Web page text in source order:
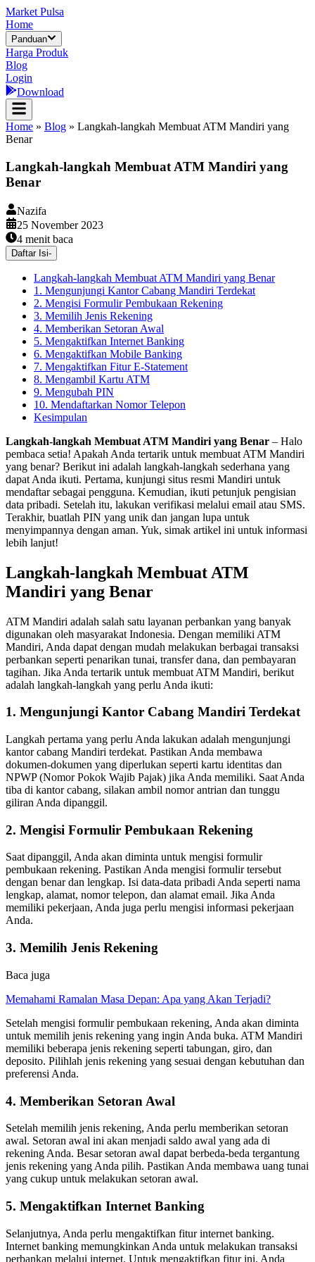
Market Pulsa
Home
Panduan
Harga Produk
Blog
Login
Download
Home » Blog » Langkah-langkah Membuat ATM Mandiri yang
Benar
Langkah-langkah Membuat ATM Mandiri yang
Benar
Nazifa
25 November 2023
4 menit baca
Daftar Isi-
Langkah-langkah Membuat ATM Mandiri yang Benar
1. Mengunjungi Kantor Cabang Mandiri Terdekat
2. Mengisi Formulir Pembukaan Rekening
3. Memilih Jenis Rekening
4. Memberikan Setoran Awal
5. Mengaktifkan Internet Banking
6. Mengaktifkan Mobile Banking
7. Mengaktifkan Fitur E-Statement
8. Mengambil Kartu ATM
9. Mengubah PIN
10. Mendaftarkan Nomor Telepon
Kesimpulan
Langkah-langkah Membuat ATM Mandiri yang Benar – Halo
pembaca setia! Apakah Anda tertarik untuk membuat ATM Mandiri
yang benar? Berikut ini adalah langkah-langkah sederhana yang
dapat Anda ikuti. Pertama, kunjungi situs resmi Mandiri untuk
mendaftar sebagai pengguna. Kemudian, ikuti petunjuk pengisian
data pribadi. Setelah itu, lakukan verifikasi melalui email atau SMS.
Terakhir, buatlah PIN yang unik dan jangan lupa untuk
menyimpannya dengan aman. Yuk, simak artikel ini untuk informasi
lebih lanjut!
Langkah-langkah Membuat ATM
Mandiri yang Benar
ATM Mandiri adalah salah satu layanan perbankan yang banyak
digunakan oleh masyarakat Indonesia. Dengan memiliki ATM
Mandiri, Anda dapat dengan mudah melakukan berbagai transaksi
perbankan seperti penarikan tunai, transfer dana, dan pembayaran
tagihan. Jika Anda tertarik untuk membuat ATM Mandiri, berikut
adalah langkah-langkah yang perlu Anda ikuti:
1. Mengunjungi Kantor Cabang Mandiri Terdekat
Langkah pertama yang perlu Anda lakukan adalah mengunjungi
kantor cabang Mandiri terdekat. Pastikan Anda membawa
dokumen-dokumen yang diperlukan seperti kartu identitas dan
NPWP (Nomor Pokok Wajib Pajak) jika Anda memiliki. Saat Anda
tiba di kantor cabang, silakan ambil nomor antrian dan tunggu
giliran Anda dipanggil.
2. Mengisi Formulir Pembukaan Rekening
Saat dipanggil, Anda akan diminta untuk mengisi formulir
pembukaan rekening. Pastikan Anda mengisi formulir tersebut
dengan benar dan lengkap. Isi data-data pribadi Anda seperti nama
lengkap, alamat, nomor telepon, dan alamat email. Jika Anda
memiliki pekerjaan, Anda juga perlu mengisi informasi pekerjaan
Anda.
3. Memilih Jenis Rekening
Baca juga
Memahami Ramalan Masa Depan: Apa yang Akan Terjadi?
Setelah mengisi formulir pembukaan rekening, Anda akan diminta
untuk memilih jenis rekening yang ingin Anda buka. ATM Mandiri
memiliki beberapa jenis rekening seperti tabungan, giro, dan
deposito. Pilihlah jenis rekening yang sesuai dengan kebutuhan dan
preferensi Anda.
4. Memberikan Setoran Awal
Setelah memilih jenis rekening, Anda perlu memberikan setoran
awal. Setoran awal ini akan menjadi saldo awal yang ada di
rekening Anda. Besar setoran awal dapat berbeda-beda tergantung
jenis rekening yang Anda pilih. Pastikan Anda membawa uang tunai
yang cukup untuk melakukan setoran awal.
5. Mengaktifkan Internet Banking
Selanjutnya, Anda perlu mengaktifkan fitur internet banking.
Internet banking memungkinkan Anda untuk melakukan transaksi
perbankan melalui internet. Untuk mengaktifkan fitur ini, Anda